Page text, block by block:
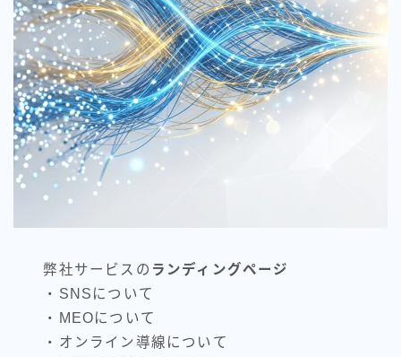
弊社サービスの ランディングページ
・SNSについて
・MEOについて
・オンライン導線について